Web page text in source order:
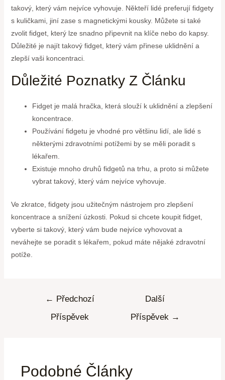
takový, který vám nejvíce vyhovuje. Někteří lidé preferují fidgety
s kuličkami, jiní zase s magnetickými kousky. Můžete si také
zvolit fidget, který lze snadno připevnit na klíče nebo do kapsy.
Důležité je najít takový fidget, který vám přinese uklidnění a
zlepší vaši koncentraci.
Důležité Poznatky Z Článku
Fidget je malá hračka, která slouží k uklidnění a zlepšení
koncentrace.
Používání fidgetu je vhodné pro většinu lidí, ale lidé s
některými zdravotními potížemi by se měli poradit s
lékařem.
Existuje mnoho druhů fidgetů na trhu, a proto si můžete
vybrat takový, který vám nejvíce vyhovuje.
Ve zkratce, fidgety jsou užitečným nástrojem pro zlepšení
koncentrace a snížení úzkosti. Pokud si chcete koupit fidget,
vyberte si takový, který vám bude nejvíce vyhovovat a
neváhejte se poradit s lékařem, pokud máte nějaké zdravotní
potíže.
← Předchozí
Příspěvek
Další
Příspěvek →
Podobné Články